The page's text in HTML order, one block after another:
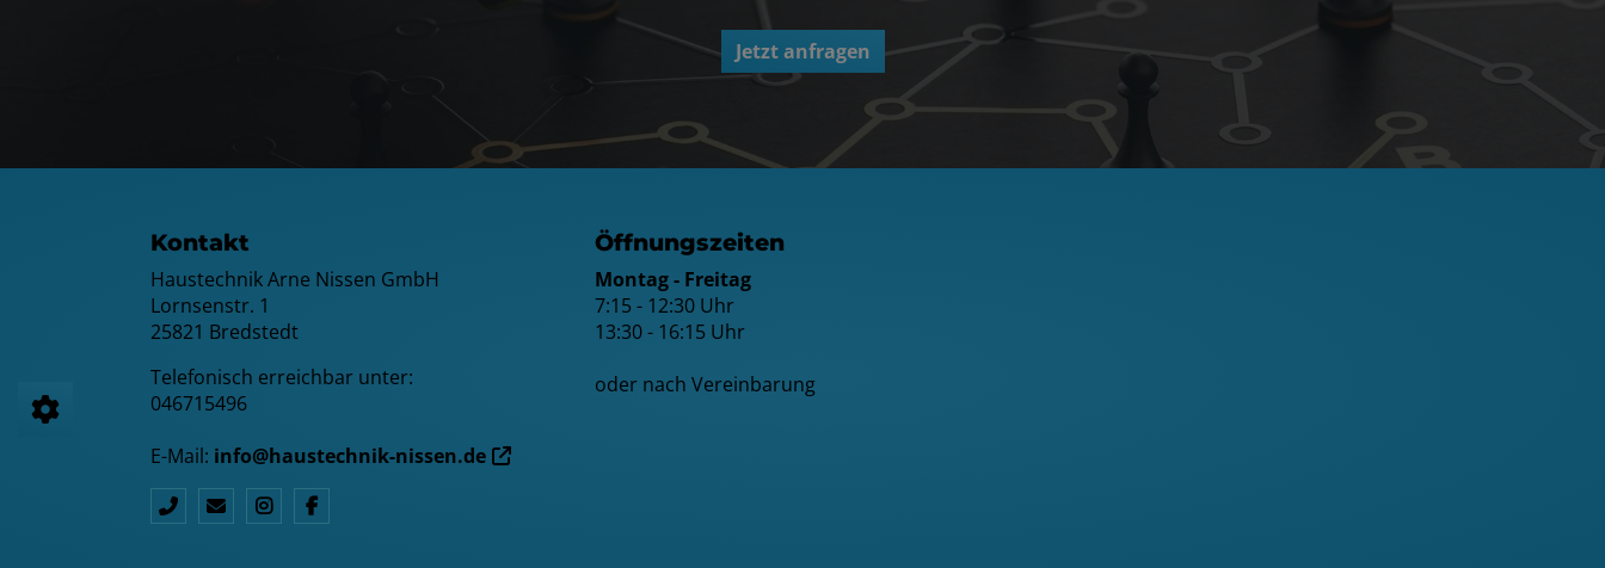
Jetzt anfragen
FOOTER - KONTAKTDATEN UND ÖFFNUNGSZEITEN
Kontakt
Haustechnik Arne Nissen GmbH
Lornsenstr. 1
25821 Bredstedt
Telefonisch erreichbar unter:
046715496
E-Mail: info@haustechnik-nissen.de
Öffnungszeiten
Montag - Freitag
7:15 - 12:30 Uhr
13:30 - 16:15 Uhr
oder nach Vereinbarung